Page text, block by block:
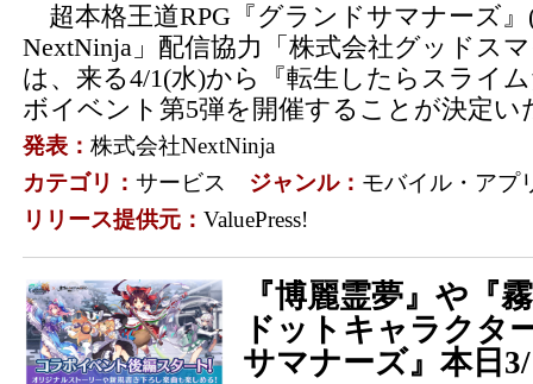
超本格王道RPG『グランドサマナーズ
NextNinja」配信協力「株式会社グッドス
は、来る4/1(水)から『転生したらスライ
ボイベント第5弾を開催することが決定い
発表： 株式会社NextNinja
カテゴリ： サービス ジャンル： モバイル・アプ
リリース提供元： ValuePress!
『博麗霊夢』や『
ドットキャラクタ
サマナーズ』本日